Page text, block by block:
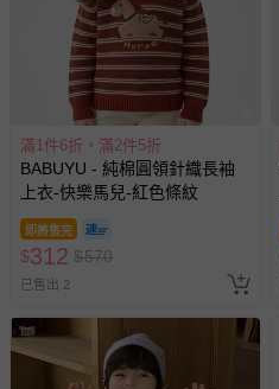
滿1件6折，滿2件5折
BABUYU - 純棉圓領針織長袖
上衣-快樂馬兒-紅色條紋
即將售完
$312 $570
已售出 2